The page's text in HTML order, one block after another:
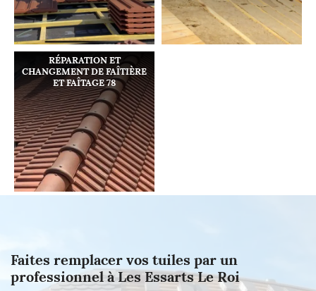
RÉPARATION ET
CHANGEMENT DE FAÎTIÈRE
ET FAÎTAGE 78
Faites remplacer vos tuiles par un
professionnel à Les Essarts Le Roi